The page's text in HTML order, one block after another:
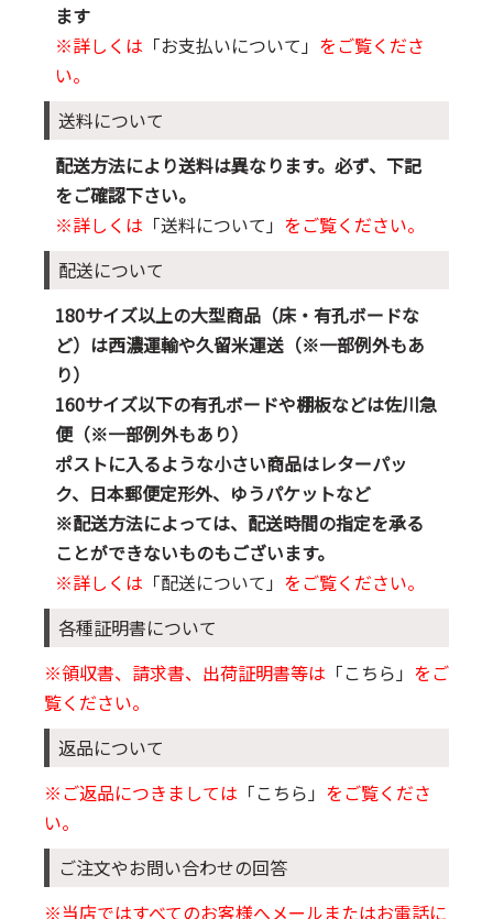
ます
※詳しくは 「お支払いについて」 をご覧くださ
い。
送料について
配送方法により送料は異なります。必ず、下記
をご確認下さい。
※詳しくは 「送料について」 をご覧ください。
配送について
180サイズ以上の大型商品（床・有孔ボードな
ど）は西濃運輸や久留米運送（※一部例外もあ
り）
160サイズ以下の有孔ボードや棚板などは佐川急
便（※一部例外もあり）
ポストに入るような小さい商品はレターパッ
ク、日本郵便定形外、ゆうパケットなど
※配送方法によっては、配送時間の指定を承る
ことができないものもございます。
※詳しくは 「配送について」 をご覧ください。
各種証明書について
※領収書、請求書、出荷証明書等は 「こちら」 をご
覧ください。
返品について
※ご返品につきましては 「こちら」 をご覧くださ
い。
ご注文やお問い合わせの回答
※当店ではすべてのお客様へメールまたはお電話に